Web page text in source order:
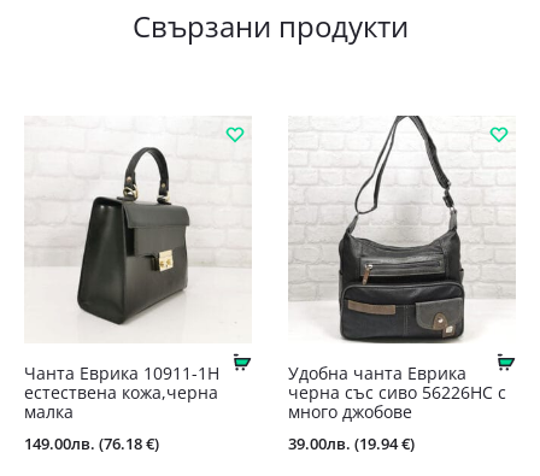
Свързани продукти
Купи
Чанта Еврика 10911-1Н
естествена кожа,черна
малка
149.00лв. (76.18 €)
Удобна чанта Еврика
черна със сиво 56226НС с
много джобове
39.00лв. (19.94 €)